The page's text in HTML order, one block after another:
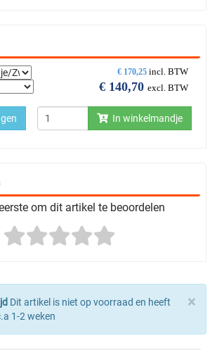
€ 170,25 incl. BTW
€ 140,70 excl. BTW
In winkelmandje
om dit artikel te beoordelen
×
Dit artikel is niet op voorraad en heeft
1-2 weken